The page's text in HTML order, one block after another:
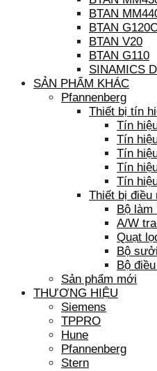
BTAN
BTAN
BTAN V20
BTAN G110
SINAMICS
SẢN PHẨM KHÁC
Pfannenberg
Thiết bị tín
Tín
Tín
Tín
Tín
Tín
Thiết bị điều
Bộ làm
A/W
Quạt
Bộ sưởi
Bộ
Sản phẩm mới
THƯƠNG HIỆU
Siemens
TPPRO
Hune
Pfannenberg
Stern